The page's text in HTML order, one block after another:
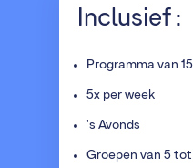
Inclusief :
Programma van
5x per week
's Avonds
Groepen van 5